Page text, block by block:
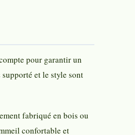
pour garantir un
et le style sont
fabriqué en bois ou
confortable et